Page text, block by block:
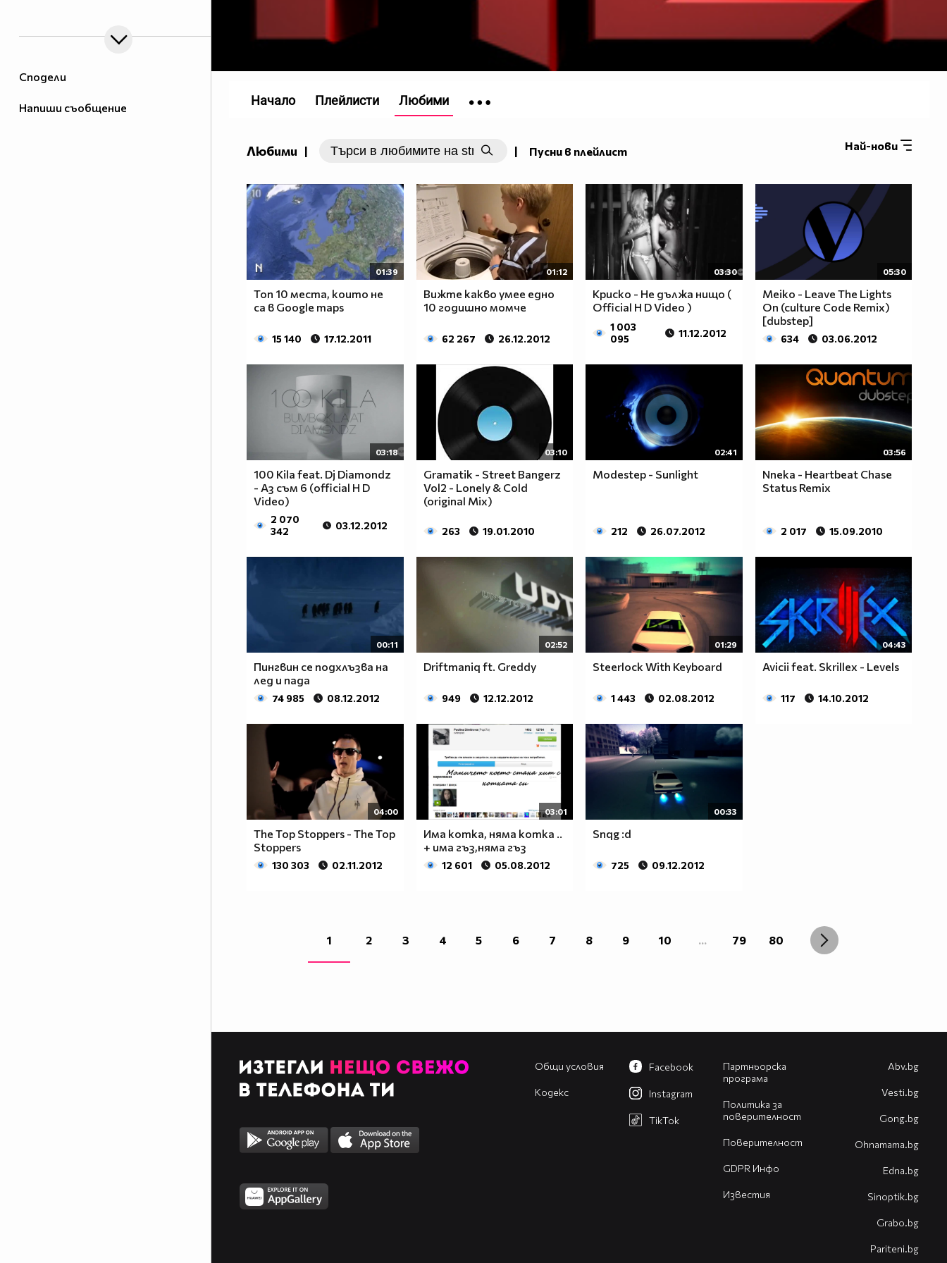
Сподели
Напиши съобщение
Новият ми профил
ЛС!
потребители зяпали
Любими | | Пусни в плейлист Най-нови
01:39
Топ 10 места, които не
са в Google maps
15 140 17.12.2011
01:12
Вижте какво умее едно
10 годишно момче
62 267 26.12.2012
03:30
Криско - Не дължа нищо (
Official H D Video )
1 003
095
11.12.2012
05:30
Meiko - Leave The Lights
On (culture Code Remix)
[dubstep]
634 03.06.2012
03:18
100 Kila feat. Dj Diamondz
- Аз съм 6 (official H D
Video)
2 070
342
03.12.2012
03:10
Gramatik - Street Bangerz
Vol2 - Lonely & Cold
(original Mix)
263 19.01.2010
02:41
Modestep - Sunlight
212 26.07.2012
03:56
Nneka - Heartbeat Chase
Status Remix
2 017 15.09.2010
00:11
Пингвин се подхлъзва на
лед и пада
74 985 08.12.2012
02:52
Driftmaniq ft. Greddy
949 12.12.2012
01:29
Steerlock With Keyboard
1 443 02.08.2012
04:43
Avicii feat. Skrillex - Levels
117 14.10.2012
04:00
The Top Stoppers - The Top
Stoppers
130 303 02.11.2012
03:01
Има котка, няма котка ..
+ има гъз,няма гъз
12 601 05.08.2012
00:33
Snqg :d
725 09.12.2012
1 2 3 4 5 6 7 8 9 10 ... 79 80
Начало Плейлисти Любими
Общи условия
Кодекс
Партньорска
програма
Политика за
поверителност
Поверителност
GDPR Инфо
Известия
Facebook
Instagram
TikTok
Abv.bg
Vesti.bg
Gong.bg
Оhnamama.bg
Edna.bg
Sinoptik.bg
Grabo.bg
Pariteni.bg